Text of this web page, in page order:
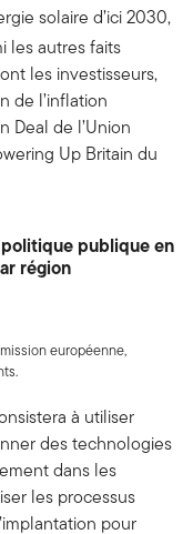
solaire d’ici 2030,
les autres faits
les investisseurs,
de l’inflation
Deal de l’Union
Up Britain du
publique en
région
européenne,
à utiliser
des technologies
dans les
les processus
pour